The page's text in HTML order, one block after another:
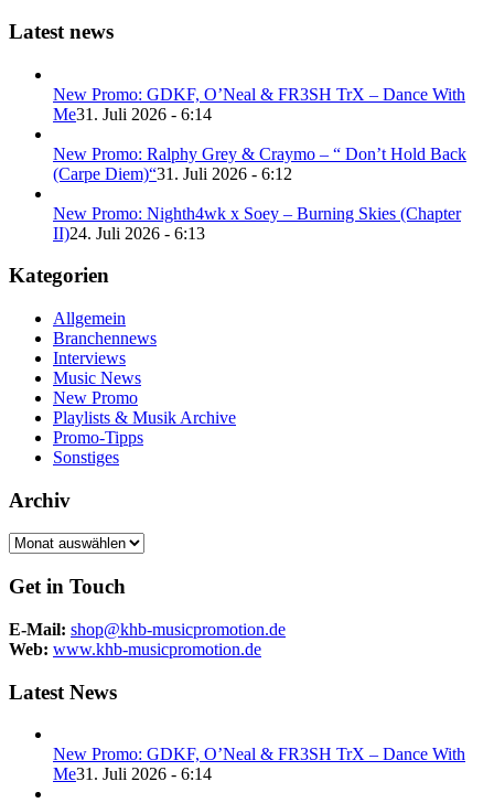
Latest news
New Promo: GDKF, O’Neal & FR3SH TrX – Dance With
Me31. Juli 2026 - 6:14
New Promo: Ralphy Grey & Craymo – “ Don’t Hold Back
(Carpe Diem)“31. Juli 2026 - 6:12
New Promo: Nighth4wk x Soey – Burning Skies (Chapter
II)24. Juli 2026 - 6:13
Kategorien
Allgemein
Branchennews
Interviews
Music News
New Promo
Playlists & Musik Archive
Promo-Tipps
Sonstiges
Archiv
Archiv
Get in Touch
E-Mail: shop@khb-musicpromotion.de
Web: www.khb-musicpromotion.de
Latest News
New Promo: GDKF, O’Neal & FR3SH TrX – Dance With
Me31. Juli 2026 - 6:14